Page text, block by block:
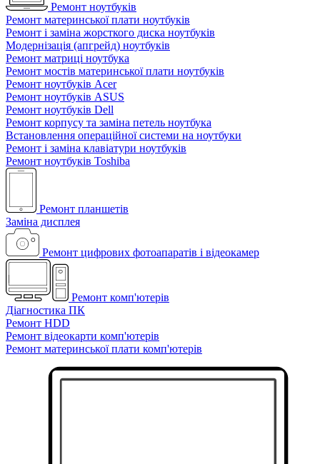
Ремонт ноутбуків
Ремонт материнської плати ноутбуків
Ремонт і заміна жорсткого диска ноутбуків
Модернізація (апгрейд) ноутбуків
Ремонт матриці ноутбука
Ремонт мостів материнської плати ноутбуків
Ремонт ноутбуків Acer
Ремонт ноутбуків ASUS
Ремонт ноутбуків Dell
Ремонт корпусу та заміна петель ноутбука
Встановлення операційної системи на ноутбуки
Ремонт і заміна клавіатури ноутбуків
Ремонт ноутбуків Toshiba
Ремонт планшетів
Заміна дисплея
Ремонт цифрових фотоапаратів і відеокамер
Ремонт комп'ютерів
Діагностика ПК
Ремонт HDD
Ремонт відеокарти комп'ютерів
Ремонт материнської плати комп'ютерів